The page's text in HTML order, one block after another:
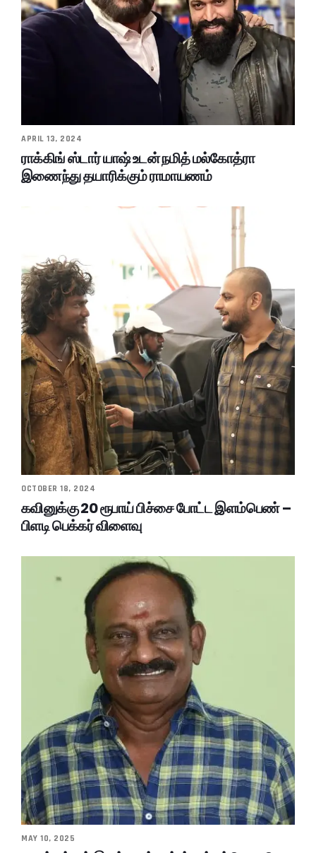
APRIL 13, 2024
ராக்கிங் ஸ்டார் யாஷ் உடன் நமித் மல்கோத்ரா
இணைந்து தயாரிக்கும் ராமாயணம்
OCTOBER 18, 2024
கவினுக்கு 20 ரூபாய் பிச்சை போட்ட இளம்பெண் –
பிளடி பெக்கர் விளைவு
MAY 10, 2025